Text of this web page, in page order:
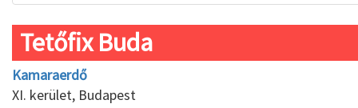
Tetőfix Buda
Kamaraerdő
XI. kerület, Budapest